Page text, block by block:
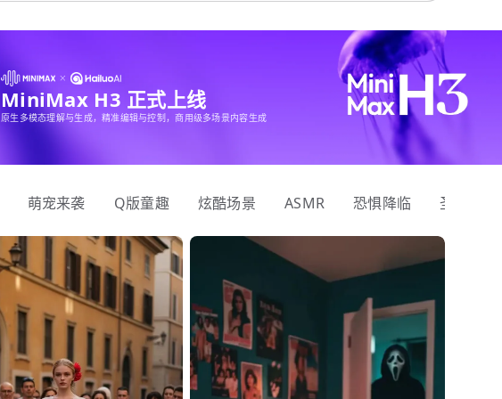
MiniMax H3 正式上线
原生多模态理解与生成，精准编辑与控制，商用级多场景内容生成
萌宠来袭 Q版童趣 炫酷场景 ASMR 恐惧降临 圣诞狂欢